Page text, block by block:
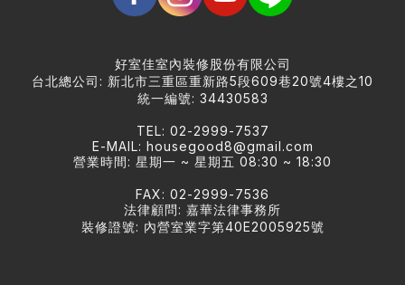
好室佳室內裝修股份有限公司
台北總公司: 新北市三重區重新路5段609巷20號4樓之10
統一編號: 34430583
TEL: 02-2999-7537
E-MAIL: housegood8@gmail.com
營業時間: 星期一 ~ 星期五 08:30 ~ 18:30
FAX: 02-2999-7536
法律顧問: 嘉華法律事務所
裝修證號: 內營室業字第40E2005925號